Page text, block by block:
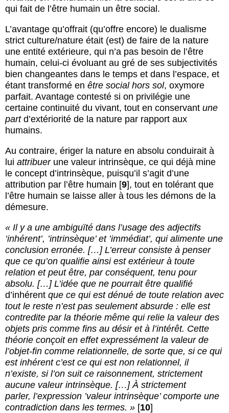
qui fait de l’être humain un être social.
L’avantage qu’offrait (qu’offre encore) le dualisme
strict culture/nature était (est) de faire de la nature
une entité extérieure, qui n’a pas besoin de l’être
humain, celui-ci évoluant au gré de ses subjectivités
bien changeantes dans le temps et dans l’espace, et
étant transformé en être social hors sol, oxymore
parfait. Avantage contesté si on privilégie une
certaine continuité du vivant, tout en conservant une
partd’extériorité de la nature par rapport aux
humains.
Au contraire, ériger la nature en absolu conduirait à
lui attribuerune valeur intrinsèque, ce qui déjà mine
le concept d’intrinsèque, puisqu’il s’agit d’une
attribution par l’être humain [9], tout en tolérant que
l’être humain se laisse aller à tous les démons de la
démesure.
« Il y a une ambiguïté dans l’usage des adjectifs
’inhérent’, ’intrinsèque’ et ’immédiat’, qui alimente une
conclusion erronée. […] L’erreur consiste à penser
que ce qu’on qualifie ainsi est extérieur à toute
relation et peut être, par conséquent, tenu pour
absolu. […] L’idée que ne pourrait être qualifié
d’inhérent que ce qui est dénué de toute relation avec
tout le reste n’est pas seulement absurde : elle est
contredite par la théorie même qui relie la valeur des
objets pris comme fins au désir et à l’intérêt. Cette
théorie conçoit en effet expressément la valeur de
l’objet-fin comme relationnelle, de sorte que, si ce qui
est inhérent c’est ce qui est non relationnel, il
n’existe, si l’on suit ce raisonnement, strictement
aucune valeur intrinsèque. […] À strictement
parler, l’expression ’valeur intrinsèque’ comporte une
contradiction dans les termes. » [10]